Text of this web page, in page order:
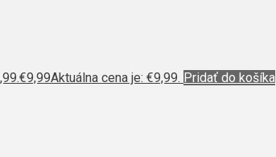
€9,99Aktuálna cena je: €9,99. Pridať do košíka